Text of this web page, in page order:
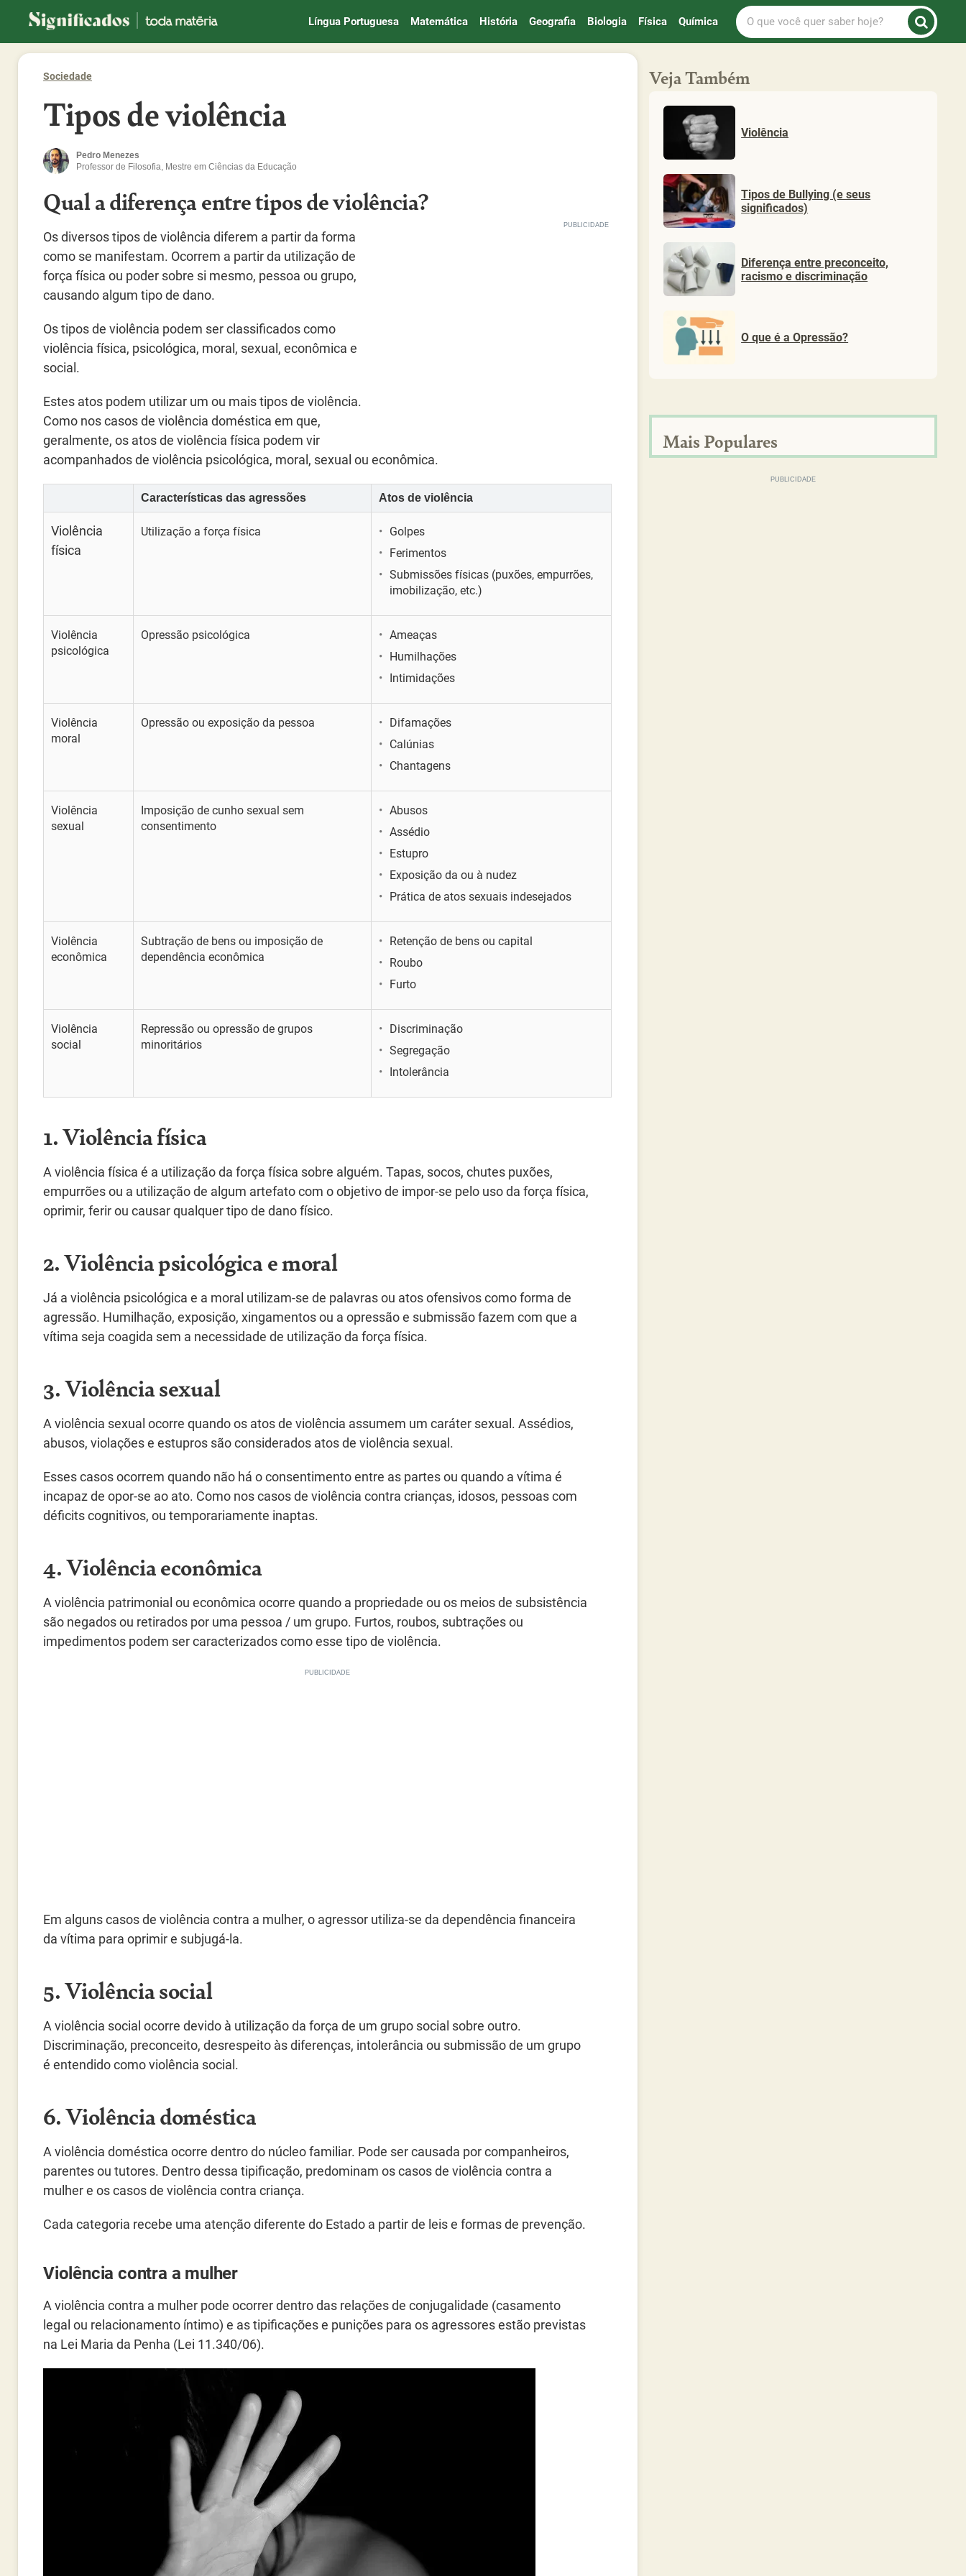
Significados
Língua Portuguesa Matemática História Geografia Biologia Física Química
O
que
você
saber
Sociedade
Tipos de violência
Pedro Menezes
Professor de Filosofia, Mestre em Ciências da Educação
Qual a diferença entre tipos de violência?
Os diversos tipos de violência diferem a partir da forma
como se manifestam. Ocorrem a partir da utilização de
força física ou poder sobre si mesmo, pessoa ou grupo,
causando algum tipo de dano.
Os tipos de violência podem ser classificados como
violência física, psicológica, moral, sexual, econômica e
social.
Estes atos podem utilizar um ou mais tipos de violência.
Como nos casos de violência doméstica em que,
geralmente, os atos de violência física podem vir
acompanhados de violência psicológica, moral, sexual ou econômica.
Características das agressões Atos de violência
Violência
física
Utilização a força física
Golpes
Ferimentos
Submissões físicas (puxões, empurrões,
imobilização, etc.)
Violência
psicológica
Opressão psicológica
Ameaças
Humilhações
Intimidações
Violência
moral
Opressão ou exposição da pessoa
Difamações
Calúnias
Chantagens
Violência
sexual
Imposição de cunho sexual sem
consentimento
Abusos
Assédio
Estupro
Exposição da ou à nudez
Prática de atos sexuais indesejados
Violência
econômica
Subtração de bens ou imposição de
dependência econômica
Retenção de bens ou capital
Roubo
Furto
Violência
social
Repressão ou opressão de grupos
minoritários
Discriminação
Segregação
Intolerância
1. Violência física
A violência física é a utilização da força física sobre alguém. Tapas, socos, chutes puxões,
empurrões ou a utilização de algum artefato com o objetivo de impor-se pelo uso da força física,
oprimir, ferir ou causar qualquer tipo de dano físico.
2. Violência psicológica e moral
Já a violência psicológica e a moral utilizam-se de palavras ou atos ofensivos como forma de
agressão. Humilhação, exposição, xingamentos ou a opressão e submissão fazem com que a
vítima seja coagida sem a necessidade de utilização da força física.
3. Violência sexual
A violência sexual ocorre quando os atos de violência assumem um caráter sexual. Assédios,
abusos, violações e estupros são considerados atos de violência sexual.
Esses casos ocorrem quando não há o consentimento entre as partes ou quando a vítima é
incapaz de opor-se ao ato. Como nos casos de violência contra crianças, idosos, pessoas com
déficits cognitivos, ou temporariamente inaptas.
4. Violência econômica
A violência patrimonial ou econômica ocorre quando a propriedade ou os meios de subsistência
são negados ou retirados por uma pessoa / um grupo. Furtos, roubos, subtrações ou
impedimentos podem ser caracterizados como esse tipo de violência.
Em alguns casos de violência contra a mulher, o agressor utiliza-se da dependência financeira
da vítima para oprimir e subjugá-la.
5. Violência social
A violência social ocorre devido à utilização da força de um grupo social sobre outro.
Discriminação, preconceito, desrespeito às diferenças, intolerância ou submissão de um grupo
é entendido como violência social.
6. Violência doméstica
A violência doméstica ocorre dentro do núcleo familiar. Pode ser causada por companheiros,
parentes ou tutores. Dentro dessa tipificação, predominam os casos de violência contra a
mulher e os casos de violência contra criança.
Cada categoria recebe uma atenção diferente do Estado a partir de leis e formas de prevenção.
Violência contra a mulher
A violência contra a mulher pode ocorrer dentro das relações de conjugalidade (casamento
legal ou relacionamento íntimo) e as tipificações e punições para os agressores estão previstas
na Lei Maria da Penha (Lei 11.340/06).
Veja Também
Violência
Tipos de Bullying (e seus
significados)
Diferença entre preconceito,
racismo e discriminação
O que é a Opressão?
Mais Populares